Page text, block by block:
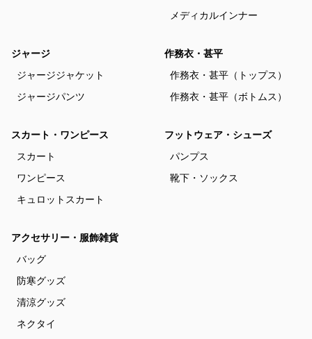
メディカルインナー
ジャージ
ジャージジャケット
ジャージパンツ
作務衣・甚平
作務衣・甚平（トップス）
作務衣・甚平（ボトムス）
スカート・ワンピース
スカート
ワンピース
キュロットスカート
フットウェア・シューズ
パンプス
靴下・ソックス
アクセサリー・服飾雑貨
バッグ
防寒グッズ
清涼グッズ
ネクタイ